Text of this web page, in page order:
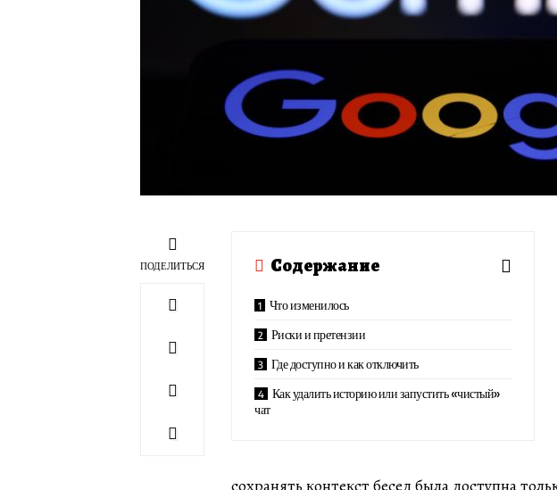
ПОДЕЛИТЬСЯ Содержание
Что изменилось
Риски и претензии
Где доступно и как отключить
Как удалить историю или запустить «чистый»
чат
сохранять контекст бесед была доступна